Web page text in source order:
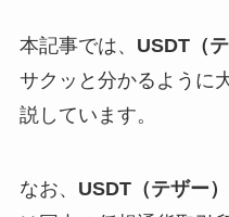
本記事では、 USDT（テ
サクッと分かるように
説しています。
なお、 USDT（テザー）